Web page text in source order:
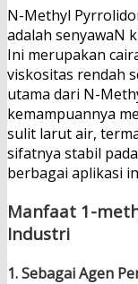
N-Methyl
adalah senyawaN
Ini merupakan
viskositas rendah
utama dari N-
kemampuannya
sulit larut air,
sifatnya stabil
berbagai aplikasi
Manfaat 1-
Industri
1.Sebagai Agen